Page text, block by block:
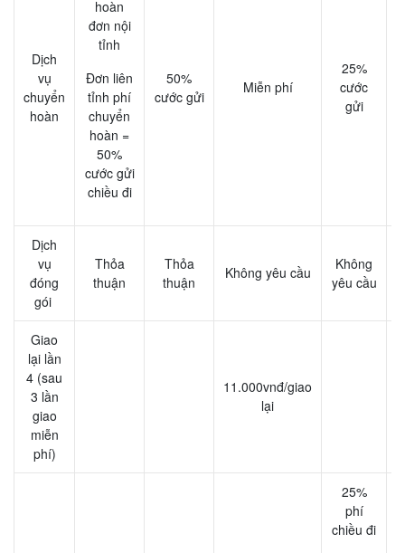
Dịch
vụ
chuyển
hoàn
hoàn
đơn nội
tỉnh
Đơn liên
tỉnh phí
chuyển
hoàn =
50%
cước gửi
chiều đi
50%
cước gửi
Miễn phí
25%
cước
gửi
Dịch
vụ
đóng
gói
Thỏa
thuận
Thỏa
thuận
Không yêu cầu
Không
yêu cầu
Giao
lại lần
4 (sau
3 lần
giao
miễn
phí)
11.000vnđ/giao
lại
25%
phí
chiều đi